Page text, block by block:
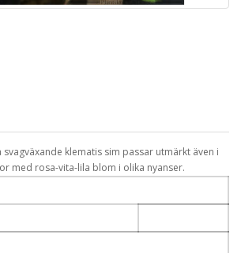
svagväxande klematis sim passar utmärkt även i
med rosa-vita-lila blom i olika nyanser.